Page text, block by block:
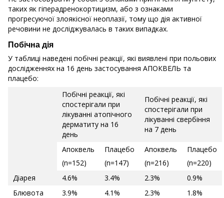
таких як гіперадренокортицизм, або з ознаками
прогресуючої злоякісної неоплазії, тому що дія активної
речовини не досліджувалась в таких випадках.
Побічна дія
У таблиці наведені побічні реакції, які виявлені при польових
дослідженнях на 16 день застосування АПОКВЕЛЬ та
плацебо:
Побічні реакції, які
спостерігали при
лікуванні атопічного
дерматиту на 16
день
Побічні реакції, які
спостерігали при
лікуванні свербіння
на 7 день
Апоквель
(n=152)
Плацебо
(n=147)
Апоквель
(n=216)
Плацебо
(n=220)
Діарея
4.6% 3.4% 2.3%
0.9%
Блювота
3.9% 4.1% 2.3%
1.8%